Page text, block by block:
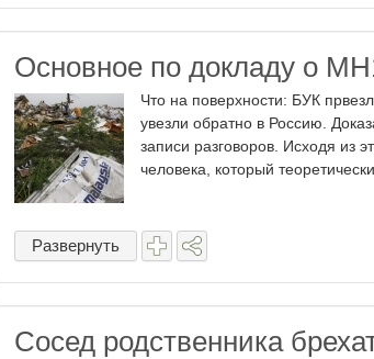
Основное по докладу о
Что на поверхности: БУК
увезли обратно в Россию.
записи разговоров. Исходя из
человека, который
Развернуть
Сосед родственника